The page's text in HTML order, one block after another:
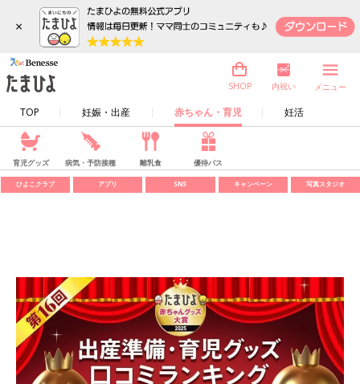
×
TOP 妊娠・出産 赤ちゃん・育児 妊活
SHOP 内祝い メニュー
育児グッズ 病気・予防接種 離乳食 優待パス
ひよこクラブ アプリ SNS キャンペーン 写真スタジオ